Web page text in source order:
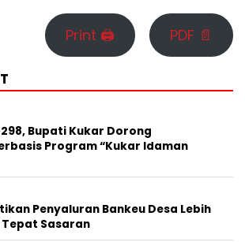
Print 🖨 PDF 📄
Bupati Kukar Dorong
Program “Kukar Idaman
Penyaluran Bankeu Desa Lebih
Sasaran